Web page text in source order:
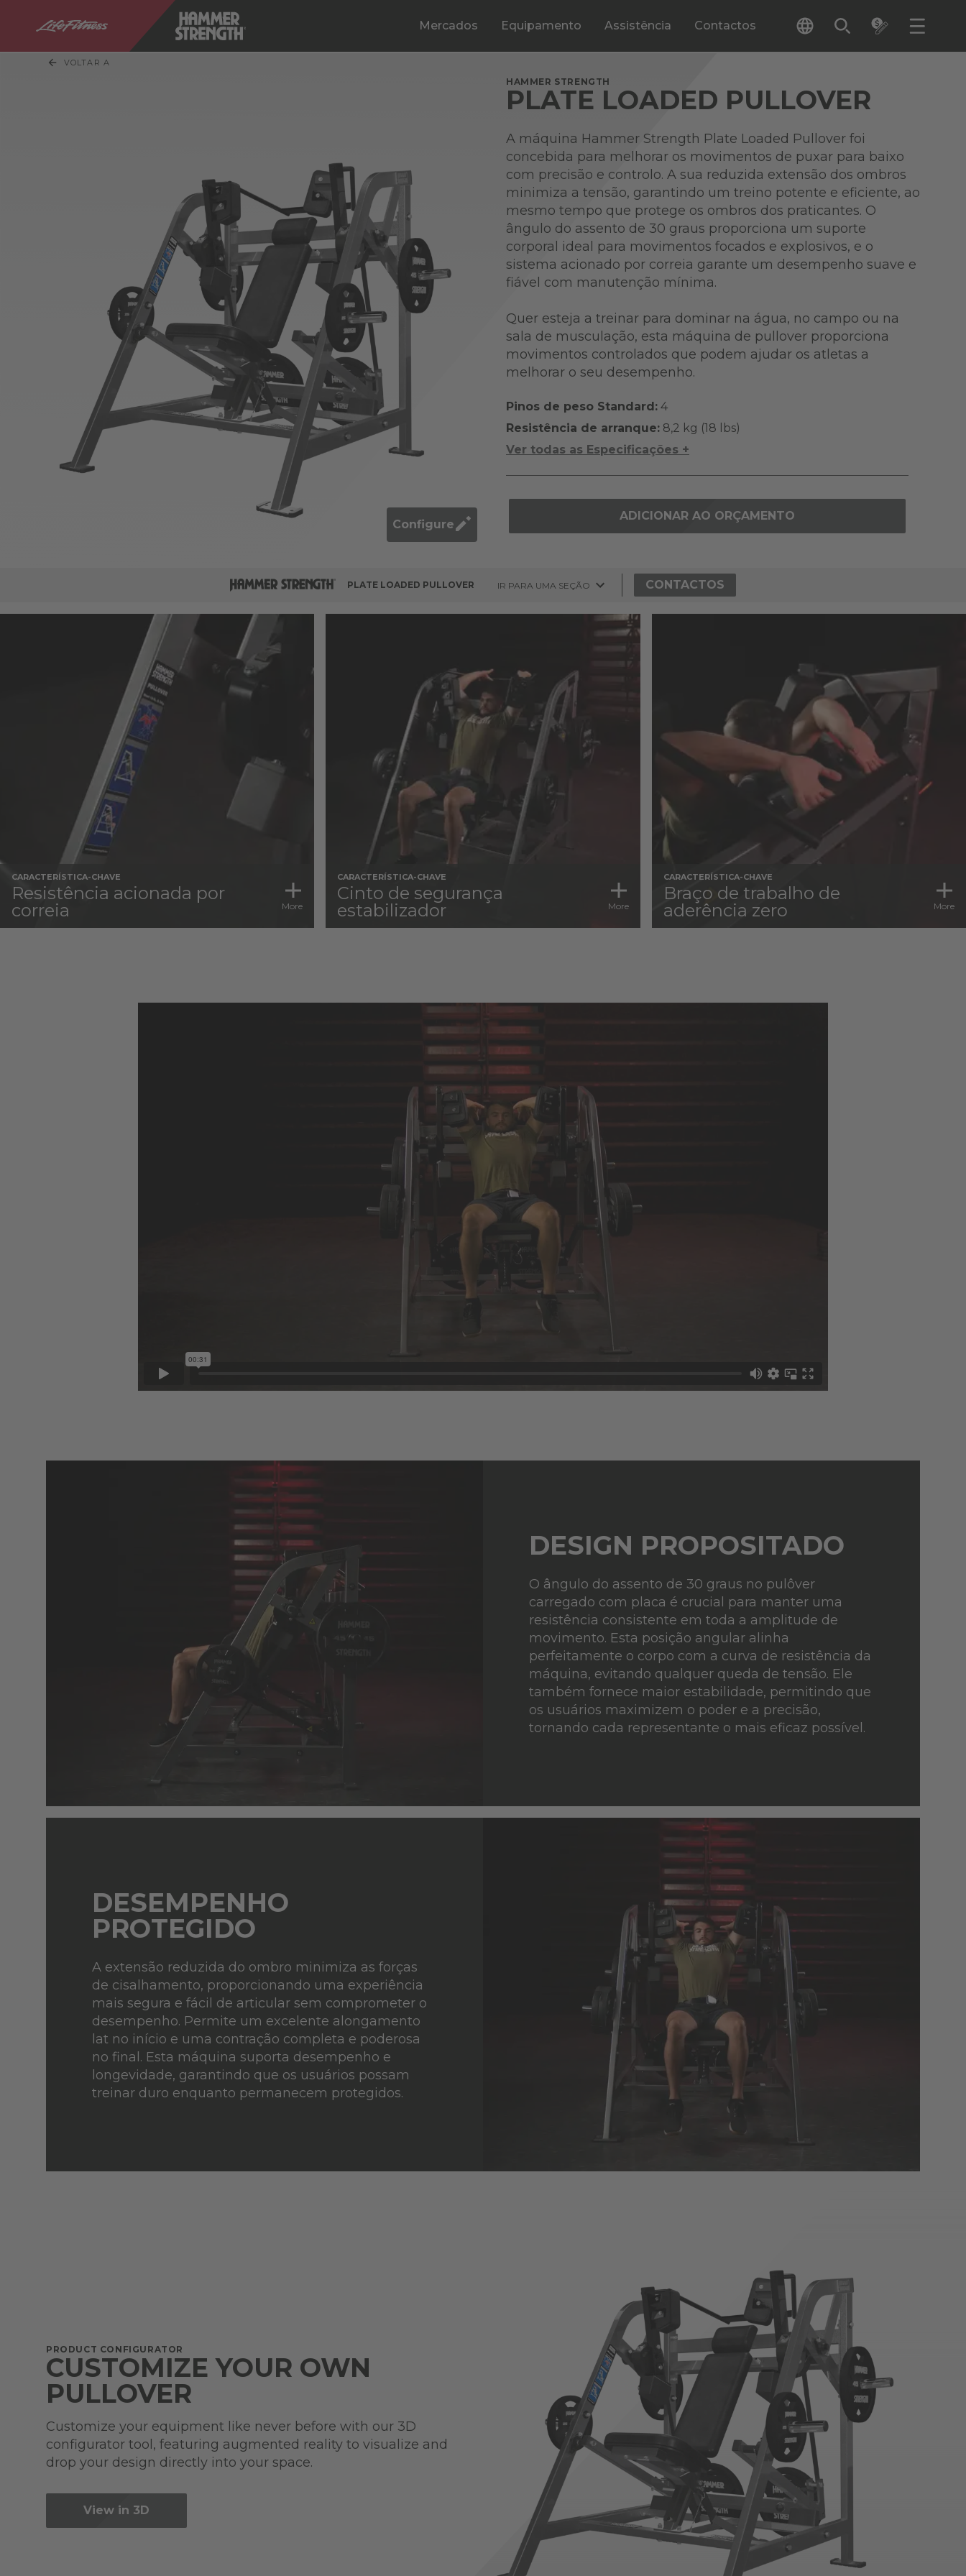
Mercados Equipamento Assistência Contactos
VOLTAR A
Configure
HAMMER STRENGTH
PLATE LOADED PULLOVER
A máquina Hammer Strength Plate Loaded Pullover foi
concebida para melhorar os movimentos de puxar para baixo
com precisão e controlo. A sua reduzida extensão dos ombros
minimiza a tensão, garantindo um treino potente e eficiente, ao
mesmo tempo que protege os ombros dos praticantes. O
ângulo do assento de 30 graus proporciona um suporte
corporal ideal para movimentos focados e explosivos, e o
sistema acionado por correia garante um desempenho suave e
fiável com manutenção mínima.
Quer esteja a treinar para dominar na água, no campo ou na
sala de musculação, esta máquina de pullover proporciona
movimentos controlados que podem ajudar os atletas a
melhorar o seu desempenho.
Pinos de peso Standard: 4
Resistência de arranque: 8,2 kg (18 lbs)
Ver todas as Especificações +
ADICIONAR AO ORÇAMENTO
PLATE LOADED PULLOVER IR PARA UMA SEÇÃO CONTACTOS
CARACTERÍSTICA-CHAVE
Resistência acionada por
correia
More
CARACTERÍSTICA-CHAVE
Cinto de segurança
estabilizador
More
CARACTERÍSTICA-CHAVE
Braço de trabalho de
aderência zero
More
DESIGN PROPOSITADO
O ângulo do assento de 30 graus no pulôver
carregado com placa é crucial para manter uma
resistência consistente em toda a amplitude de
movimento. Esta posição angular alinha
perfeitamente o corpo com a curva de resistência da
máquina, evitando qualquer queda de tensão. Ele
também fornece maior estabilidade, permitindo que
os usuários maximizem o poder e a precisão,
tornando cada representante o mais eficaz possível.
DESEMPENHO
PROTEGIDO
A extensão reduzida do ombro minimiza as forças
de cisalhamento, proporcionando uma experiência
mais segura e fácil de articular sem comprometer o
desempenho. Permite um excelente alongamento
lat no início e uma contração completa e poderosa
no final. Esta máquina suporta desempenho e
longevidade, garantindo que os usuários possam
treinar duro enquanto permanecem protegidos.
PRODUCT CONFIGURATOR
CUSTOMIZE YOUR OWN
PULLOVER
Customize your equipment like never before with our 3D
configurator tool, featuring augmented reality to visualize and
drop your design directly into your space.
View in 3D